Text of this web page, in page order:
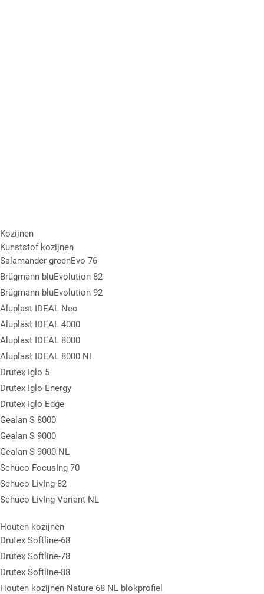
Kozijnen
Kunststof kozijnen
Salamander greenEvo 76
Brügmann bluEvolution 82
Brügmann bluEvolution 92
Aluplast IDEAL Neo
Aluplast IDEAL 4000
Aluplast IDEAL 8000
Aluplast IDEAL 8000 NL
Drutex Iglo 5
Drutex Iglo Energy
Drutex Iglo Edge
Gealan S 8000
Gealan S 9000
Gealan S 9000 NL
Schüco FocusIng 70
Schüco LivIng 82
Schüco LivIng Variant NL
Houten kozijnen
Drutex Softline-68
Drutex Softline-78
Drutex Softline-88
Houten kozijnen Nature 68 NL blokprofiel